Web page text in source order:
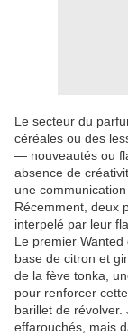
Le secteur du
céréales ou des
— nouveautés ou
absence de
une
Récemment, deux
interpelé par leur
Le premier Wanted
base de citron et
de la fève tonka,
pour renforcer
barillet de
effarouchés, mais